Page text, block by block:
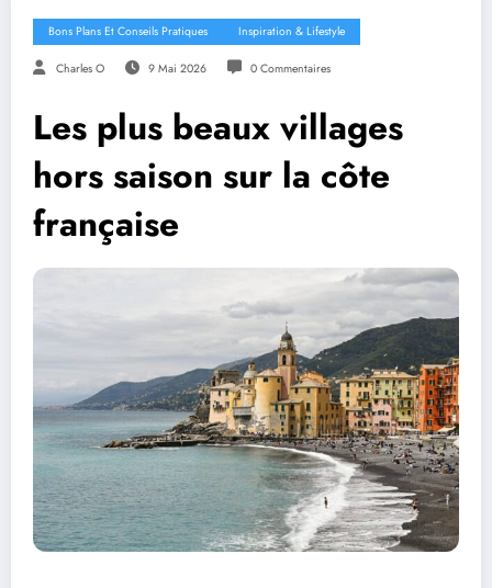
Bons Plans Et Conseils Pratiques Inspiration & Lifestyle
Charles O 9 Mai 2026 0 Commentaires
Les plus beaux villages
hors saison sur la côte
française